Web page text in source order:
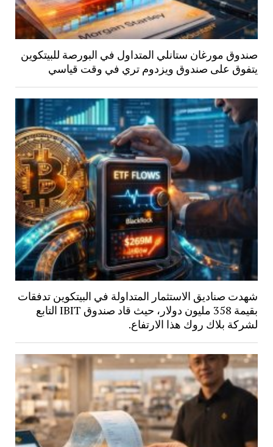
صندوق مورغان ستانلي المتداول في البورصة للبيتكوين
يتفوق على صندوق ويزدوم تري في وقت قياسي
شهدت صناديق الاستثمار المتداولة في البيتكوين تدفقات
بقيمة 358 مليون دولار، حيث قاد صندوق IBIT التابع
لشركة بلاك روك هذا الارتفاع.